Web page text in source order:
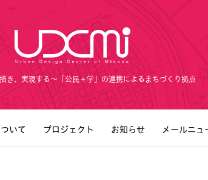
き、実現する～「公民＋学」の連携によるまちづくり拠点
いて プロジェクト お知らせ メールニュ